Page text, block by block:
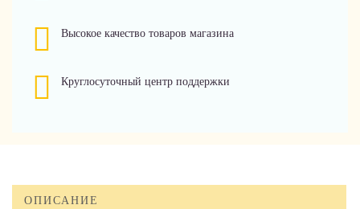
Высокое качество товаров магазина
Круглосуточный центр поддержки
ОПИСАНИЕ